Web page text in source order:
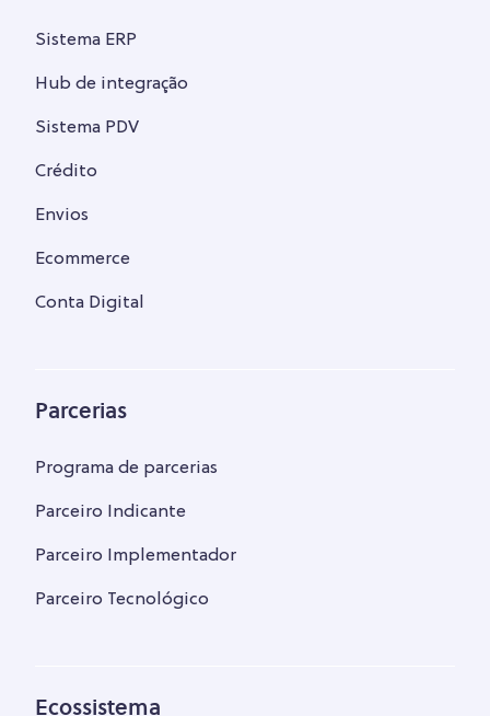
Sistema ERP
Hub de integração
Sistema PDV
Crédito
Envios
Ecommerce
Conta Digital
Parcerias
Programa de parcerias
Parceiro Indicante
Parceiro Implementador
Parceiro Tecnológico
Ecossistema